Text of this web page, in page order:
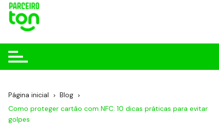
Página inicial
Blog
Como proteger cartão com NFC: 10 dicas práticas para evitar
golpes